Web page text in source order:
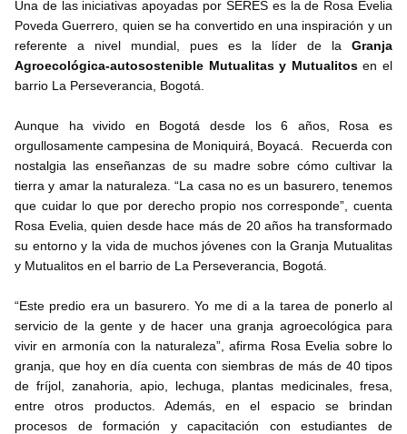
Una de las iniciativas apoyadas por SERES es la de Rosa Evelia
Poveda Guerrero, quien se ha convertido en una inspiración y un
referente a nivel mundial, pues es la líder de la Granja
Agroecológica-autosostenible Mutualitas y Mutualitosen el
barrio La Perseverancia, Bogotá.
Aunque ha vivido en Bogotá desde los 6 años, Rosa es
orgullosamente campesina de Moniquirá, Boyacá. Recuerda con
nostalgia las enseñanzas de su madre sobre cómo cultivar la
tierra y amar la naturaleza. “La casa no es un basurero, tenemos
que cuidar lo que por derecho propio nos corresponde”, cuenta
Rosa Evelia, quien desde hace más de 20 años ha transformado
su entorno y la vida de muchos jóvenes con la Granja Mutualitas
y Mutualitos en el barrio de La Perseverancia, Bogotá.
“Este predio era un basurero. Yo me di a la tarea de ponerlo al
servicio de la gente y de hacer una granja agroecológica para
vivir en armonía con la naturaleza”, afirma Rosa Evelia sobre lo
granja, que hoy en día cuenta con siembras de más de 40 tipos
de fríjol, zanahoria, apio, lechuga, plantas medicinales, fresa,
entre otros productos. Además, en el espacio se brindan
procesos de formación y capacitación con estudiantes de